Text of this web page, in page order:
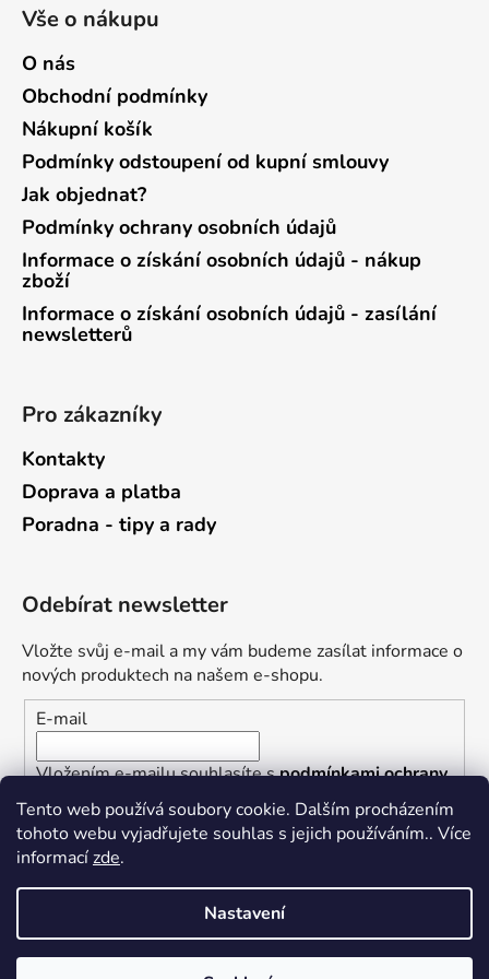
Tento web používá soubory cookie. Dalším procházením
tohoto webu vyjadřujete souhlas s jejich používáním.. Více
informacízde.
Nastavení
Vše o nákupu
O nás
Obchodní podmínky
Nákupní košík
Podmínky odstoupení od kupní smlouvy
Jak objednat?
Podmínky ochrany osobních údajů
Informace o získání osobních údajů - nákup
zboží
Informace o získání osobních údajů - zasílání
newsletterů
Pro zákazníky
Kontakty
Doprava a platba
Poradna - tipy a rady
Odebírat newsletter
Vložte svůj e-mail a my vám budeme zasílat informace o
nových produktech na našem e-shopu.
E-mail
Vložením e-mailu souhlasíte spodmínkami ochrany
osobních údajů
PŘIHLÁSIT SE
Vytvořil Shoptet